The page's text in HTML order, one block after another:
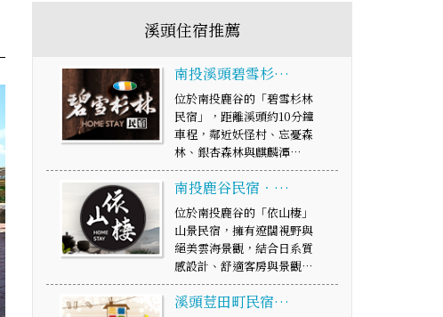
溪頭住宿推薦
南投溪頭碧雪杉…
位於南投鹿谷的「碧雪杉林
民宿」，距離溪頭約10分鐘
車程，鄰近妖怪村、忘憂森
林、銀杏森林與麒麟潭…
南投鹿谷民宿‧…
位於南投鹿谷的「依山棲」
山景民宿，擁有遼闊視野與
絕美雲海景觀，結合日系質
感設計、舒適客房與景觀…
溪頭荳田町民宿…